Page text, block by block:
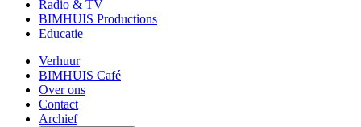
Radio & TV
BIMHUIS Productions
Educatie
Verhuur
BIMHUIS Café
Over ons
Contact
Archief